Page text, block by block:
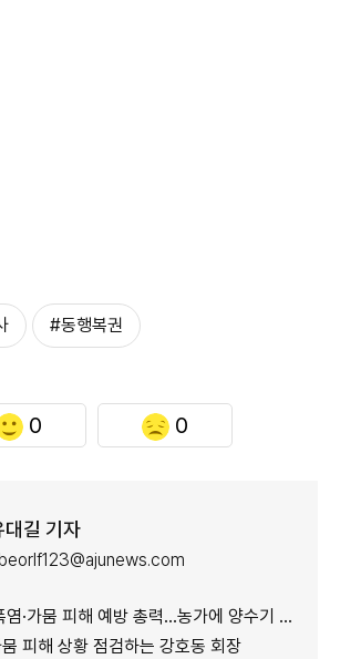
#동행복권
0 0
대길 기자
·가뭄 피해 예방 총력…농가에 양수기 지원
피해 상황 점검하는 강호동 회장